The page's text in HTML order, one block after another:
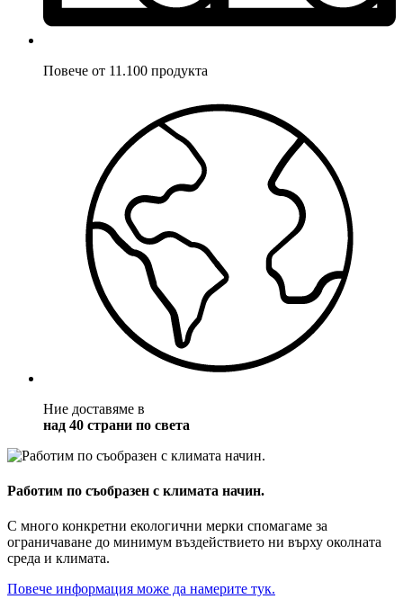
Повече от 11.100 продукта
Ние доставяме в
над 40 страни по света
Работим по съобразен с климата начин.
С много конкретни екологични мерки спомагаме за
ограничаване до минимум въздействието ни върху околната
среда и климата.
Повече информация може да намерите тук.